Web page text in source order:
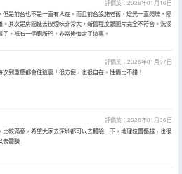
評價於：2026年01月16日
但是前台也不是一直有人在。而且前台設施老舊，燈光一直閃爍，隔
。其次是房間進去後煙味非常大，新舊程度跟圖片完全不符合。洗澡
子，衹有一個廁所門。非常後悔定了這裏。
評價於：2026年01月07日
次到重慶都會住這裏！很方便，也很自在。性價比不錯！
評價於：2026年01月06日
比較滿意，希望大家去深圳都可以去體驗一下，地理位置優越，也很
去體驗